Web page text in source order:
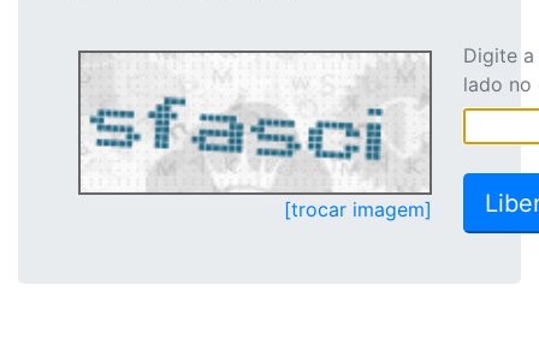
[trocar imagem]
Digite
lado no